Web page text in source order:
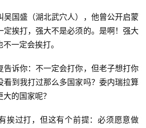
国盛（湖北武穴人），他曾公开启蒙
定挨打，强大不是必须的。是啊！强大
一定会挨打。
诉你：不一定会打你，但老子想打你
看到我打过那么多国家吗？委内瑞拉算
的国家呢？
过打，但这有个前提：必须愿意做